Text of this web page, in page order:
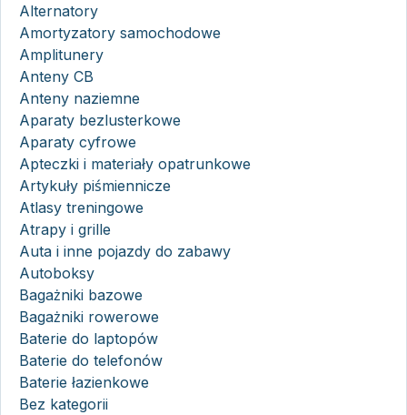
Alternatory
Amortyzatory samochodowe
Amplitunery
Anteny CB
Anteny naziemne
Aparaty bezlusterkowe
Aparaty cyfrowe
Apteczki i materiały opatrunkowe
Artykuły piśmiennicze
Atlasy treningowe
Atrapy i grille
Auta i inne pojazdy do zabawy
Autoboksy
Bagażniki bazowe
Bagażniki rowerowe
Baterie do laptopów
Baterie do telefonów
Baterie łazienkowe
Bez kategorii